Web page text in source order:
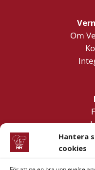
Hantera
cookies
Om